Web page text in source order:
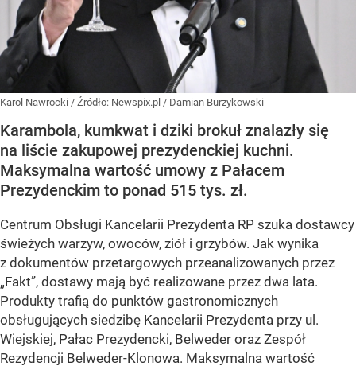
Karol Nawrocki / Źródło: Newspix.pl / Damian Burzykowski
Karambola, kumkwat i dziki brokuł znalazły się
na liście zakupowej prezydenckiej kuchni.
Maksymalna wartość umowy z Pałacem
Prezydenckim to ponad 515 tys. zł.
Centrum Obsługi Kancelarii Prezydenta RP szuka dostawcy
świeżych warzyw, owoców, ziół i grzybów. Jak wynika
z dokumentów przetargowych przeanalizowanych przez
„Fakt”, dostawy mają być realizowane przez dwa lata.
Produkty trafią do punktów gastronomicznych
obsługujących siedzibę Kancelarii Prezydenta przy ul.
Wiejskiej, Pałac Prezydencki, Belweder oraz Zespół
Rezydencji Belweder-Klonowa. Maksymalna wartość